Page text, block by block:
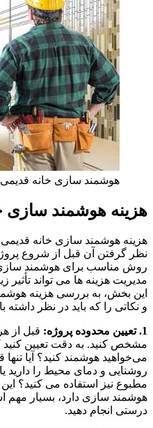
هوشمند سازی خانه قدیمی
هزینه هوشمند سازی
هزینه هوشمند سازی خانه
نظر گرفتن آن قبل از شروع
روش مناسب برای هوشمند
مدیریت هزینه‌ ها می‌ تواند تأثیر
این بخش، به بررسی هزینه
و نکاتی را که باید در نظر
1. تعیین محدوده پروژه:
قبل از
مشخص کنید. به دقت تعیین کنید
می‌خواهید هوشمند کنید؟ آیا
روشنایی و دمای محیط را دارید
مطبوع نیز استفاده می‌ کنید؟
هوشمند سازی دارد، بسیار مهم
درستی انجام دهید.